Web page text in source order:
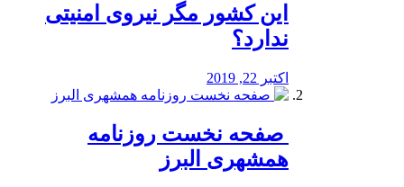
این کشور مگر نیروی امنیتی
ندارد؟
اکتبر 22, 2019
️ صفحه نخست روزنامه‌
همشهری البرز